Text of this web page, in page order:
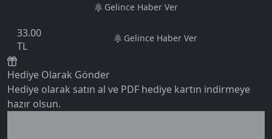
5.0
Gelince Haber Ver
33.00
TL
Gelince Haber Ver
Hediye Olarak Gönder
Hediye olarak satın al ve PDF hediye kartın indirmeye
hazır olsun.